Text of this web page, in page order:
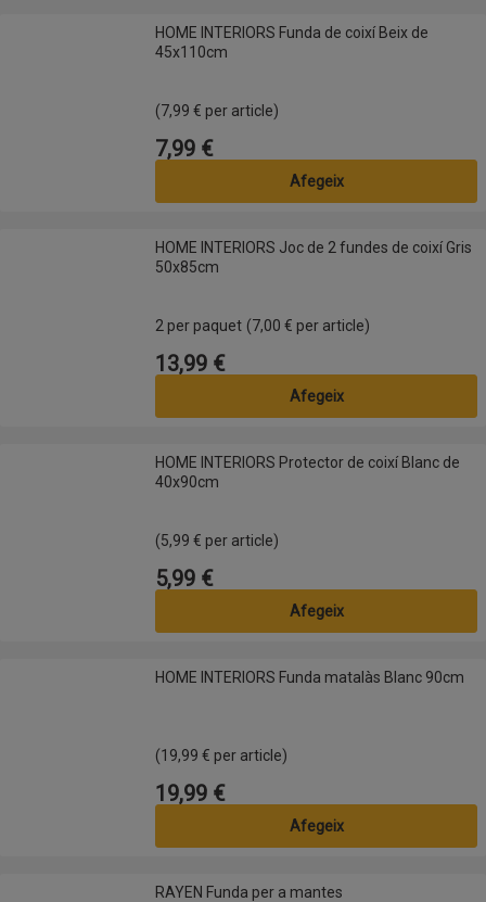
HOME INTERIORS Funda de coixí Beix de 45x110cm
HOME INTERIORS Funda de coixí Beix de
45x110cm
(7,99 € per article)
Preu
7,99 €
Afegeix
HOME INTERIORS Joc de 2 fundes de coixí Gris 50x85cm
HOME INTERIORS Joc de 2 fundes de coixí Gris
50x85cm
2 per paquet (7,00 € per article)
Preu
13,99 €
Afegeix
HOME INTERIORS Protector de coixí Blanc de 40x90cm
HOME INTERIORS Protector de coixí Blanc de
40x90cm
(5,99 € per article)
Preu
5,99 €
Afegeix
HOME INTERIORS Funda matalàs Blanc 90cmHOME INTERIORS Funda matalàs Blanc 90cm
(19,99 € per article)
Preu
19,99 €
Afegeix
RAYEN Funda per a mantesRAYEN Funda per a mantes